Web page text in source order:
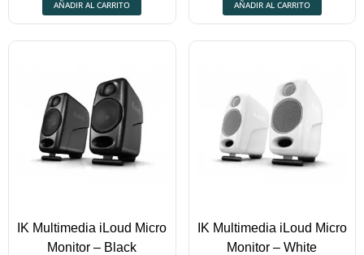
AÑADIR AL CARRITO AÑADIR AL CARRITO
IK Multimedia iLoud Micro
Monitor – Black
IK Multimedia iLoud Micro
Monitor – White